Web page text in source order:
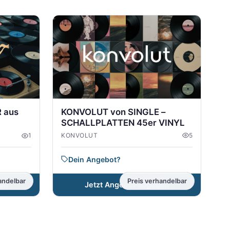
aus
1
Preis verhandelbar
KONVOLUT von SINGLE –
SCHALLPLATTEN 45er VINYL
KONVOLUT 5
Dein Angebot?
Jetzt Angebot abgeben